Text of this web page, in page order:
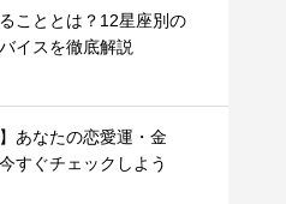
こととは？12星座別の
イスを徹底解説
あなたの恋愛運・金
すぐチェックしよう